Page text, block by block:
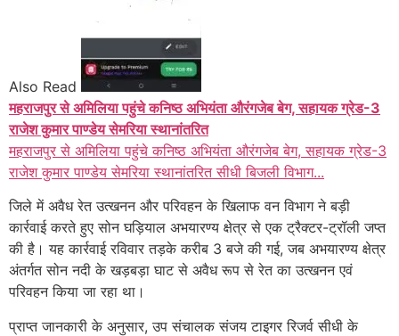
Also Read
महराजपुर से अमिलिया पहुंचे कनिष्ठ अभियंता औरंगजेब बेग, सहायक ग्रेड-3
राजेश कुमार पाण्डेय सेमरिया स्थानांतरित
महराजपुर से अमिलिया पहुंचे कनिष्ठ अभियंता औरंगजेब बेग, सहायक ग्रेड-3
राजेश कुमार पाण्डेय सेमरिया स्थानांतरित सीधी बिजली विभाग...
जिले में अवैध रेत उत्खनन और परिवहन के खिलाफ वन विभाग ने बड़ी
कार्रवाई करते हुए सोन घड़ियाल अभयारण्य क्षेत्र से एक ट्रैक्टर-ट्रॉली जप्त
की है। यह कार्रवाई रविवार तड़के करीब 3 बजे की गई, जब अभयारण्य क्षेत्र
अंतर्गत सोन नदी के खड़बड़ा घाट से अवैध रूप से रेत का उत्खनन एवं
परिवहन किया जा रहा था।
प्राप्त जानकारी के अनुसार, उप संचालक संजय टाइगर रिजर्व सीधी के